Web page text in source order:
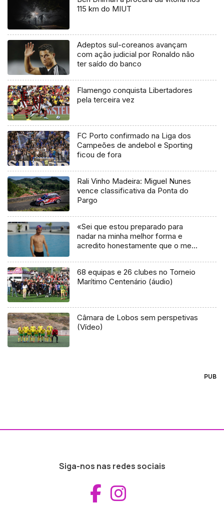
115 km do MIUT
Adeptos sul-coreanos avançam
com ação judicial por Ronaldo não
ter saído do banco
Flamengo conquista Libertadores
pela terceira vez
FC Porto confirmado na Liga dos
Campeões de andebol e Sporting
ficou de fora
Rali Vinho Madeira: Miguel Nunes
vence classificativa da Ponta do
Pargo
«Sei que estou preparado para
nadar na minha melhor forma e
acredito honestamente que o meu
68 equipas e 26 clubes no Torneio
Marítimo Centenário (áudio)
Câmara de Lobos sem perspetivas
(Vídeo)
PUB
Siga-nos nas redes sociais
Aceder ao